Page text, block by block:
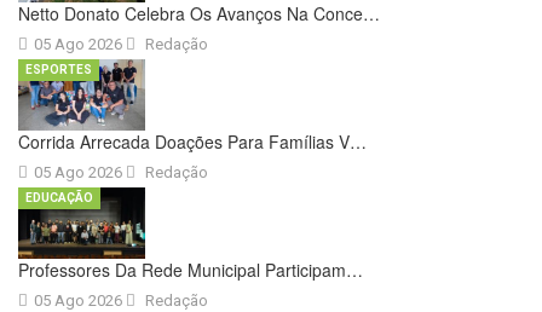
Netto Donato Celebra Os Avanços Na Conce…
05 Ago 2026 Redação
Corrida Arrecada Doações Para Famílias V…
05 Ago 2026
ESPORTES
Redação
Professores Da Rede Municipal Participam…
05 Ago 2026
EDUCAÇÃO
Redação